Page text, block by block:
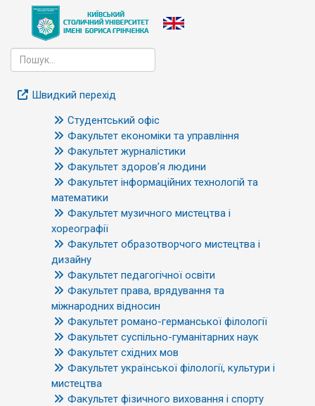
Швидкий перехід
Студентський офіс
Факультет економіки та управління
Факультет журналістики
Факультет здоров’я людини
Факультет інформаційних технологій та
математики
Факультет музичного мистецтва і
хореографії
Факультет образотворчого мистецтва і
дизайну
Факультет педагогічної освіти
Факультет права, врядування та
міжнародних відносин
Факультет романо-германської філології
Факультет суспільно-гуманітарних наук
Факультет східних мов
Факультет української філології, культури і
мистецтва
Факультет фізичного виховання і спорту